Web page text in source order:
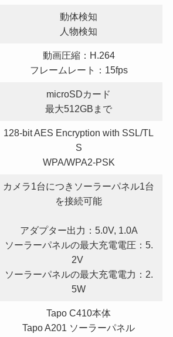
動体検知
人物検知
動画圧縮：H.264
フレームレート：15fps
microSDカード
最大512GBまで
128-bit AES Encryption with SSL/TL
S
WPA/WPA2-PSK
カメラ1台につきソーラーパネル1台
を接続可能
アダプター出力：5.0V, 1.0A
ソーラーパネルの最大充電電圧：5.
2V
ソーラーパネルの最大充電電力：2.
5W
Tapo C410本体
Tapo A201 ソーラーパネル